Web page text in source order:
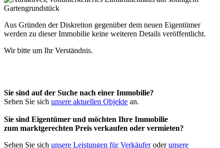
Aus Gründen der Diskretion gegenüber dem neuen Eigentümer
werden zu dieser Immobilie keine weiteren Details veröffentlicht.
Wir bitte um Ihr Verständnis.
Sie sind auf der Suche nach einer Immobilie?
Sehen Sie sich unsere aktuellen Objekte an.
Sie sind Eigentümer und möchten Ihre Immobilie
zum marktgerechten Preis verkaufen oder vermieten?
Sehen Sie sich unsere Leistungen für Verkäuferoderunsere